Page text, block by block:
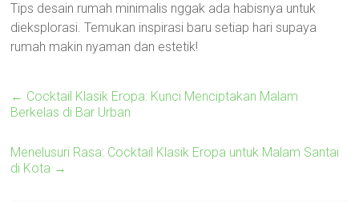
Tips desain rumah minimalis nggak ada habisnya untuk
dieksplorasi. Temukan inspirasi baru setiap hari supaya
rumah makin nyaman dan estetik!
← Cocktail Klasik Eropa: Kunci Menciptakan Malam
Berkelas di Bar Urban
Menelusuri Rasa: Cocktail Klasik Eropa untuk Malam Santai
di Kota →